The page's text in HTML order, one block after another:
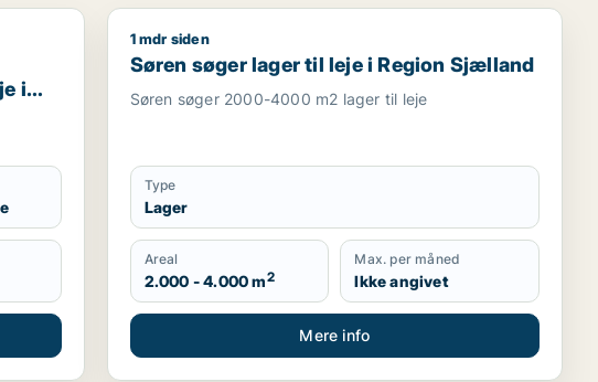
eller garage til leje i Region Sjælland
i
Søren søger lager til leje i Region Sjælland
1 mdr siden
Søren søger lager til leje i Region Sjælland
Søren søger 2000-4000 m2 lager til leje
Type
Lager
Areal
2.000 - 4.000 m2
Max. per måned
Ikke angivet
Mere info